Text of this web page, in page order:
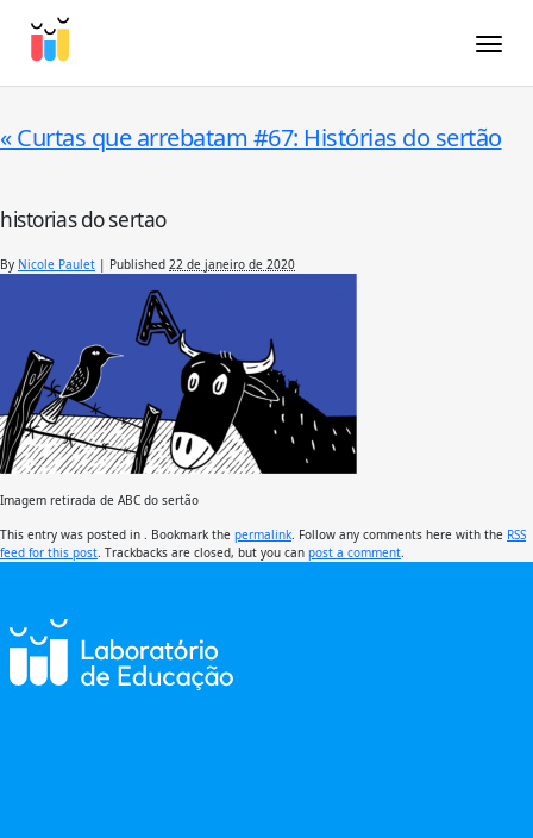
«Curtas que arrebatam #67: Histórias do sertão
historias do sertao
By Nicole Paulet | Published 22 de janeiro de 2020
Imagem retirada de ABC do sertão
This entry was posted in . Bookmark the permalink . Follow any comments here with the RSS
feed for this post . Trackbacks are closed, but you can post a comment